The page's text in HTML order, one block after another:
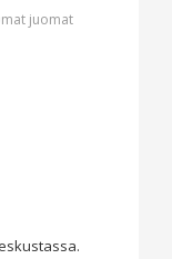
juomat